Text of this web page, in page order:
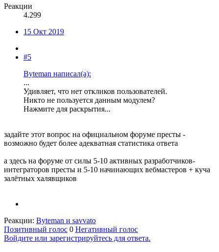
Реакции
4.299
15 Окт 2019
#5
Byteman написал(а):
...
Удивляет, что нет откликов пользователей.
Никто не пользуется данным модулем?
Нажмите для раскрытия...
задайте этот вопрос на официальном форуме престы -
возможно будет более адекватная статистика ответа
а здесь на форуме от силы 5-10 активных разработчиков-
интеграторов престы и 5-10 начинающих вебмастеров + куча
залётных халявщиков
Реакции: Byteman и savvato
Позитивный голос 0 Негативный голос
Войдите или зарегистрируйтесь для ответа.